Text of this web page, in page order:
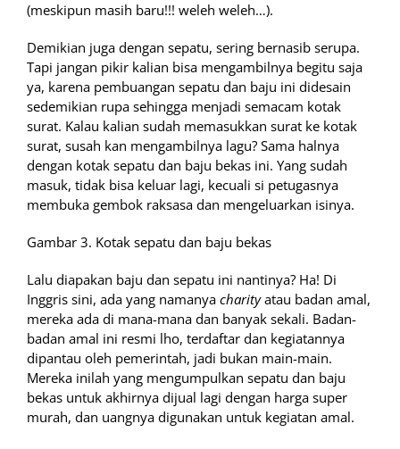
(meskipun masih baru!!! weleh weleh…).
Demikian juga dengan sepatu, sering bernasib serupa.
Tapi jangan pikir kalian bisa mengambilnya begitu saja
ya, karena pembuangan sepatu dan baju ini didesain
sedemikian rupa sehingga menjadi semacam kotak
surat. Kalau kalian sudah memasukkan surat ke kotak
surat, susah kan mengambilnya lagu? Sama halnya
dengan kotak sepatu dan baju bekas ini. Yang sudah
masuk, tidak bisa keluar lagi, kecuali si petugasnya
membuka gembok raksasa dan mengeluarkan isinya.
Gambar 3. Kotak sepatu dan baju bekas
Lalu diapakan baju dan sepatu ini nantinya? Ha! Di
Inggris sini, ada yang namanya charityatau badan amal,
mereka ada di mana-mana dan banyak sekali. Badan-
badan amal ini resmi lho, terdaftar dan kegiatannya
dipantau oleh pemerintah, jadi bukan main-main.
Mereka inilah yang mengumpulkan sepatu dan baju
bekas untuk akhirnya dijual lagi dengan harga super
murah, dan uangnya digunakan untuk kegiatan amal.